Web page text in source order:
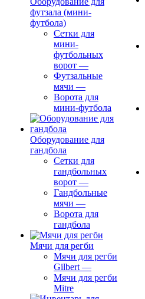
футзала (мини-
футбола)
Сетки для
мини-
футбольных
ворот —
Футзальные
мячи —
Ворота для
мини-футбола
Оборудование для
гандбола
Сетки для
гандбольных
ворот —
Гандбольные
мячи —
Ворота для
гандбола
Мячи для регби
Мячи для регби
Gilbert —
Мячи для регби
Mitre